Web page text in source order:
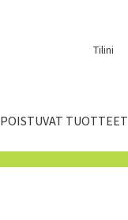
Tilini
POISTUVAT TUOTTEET